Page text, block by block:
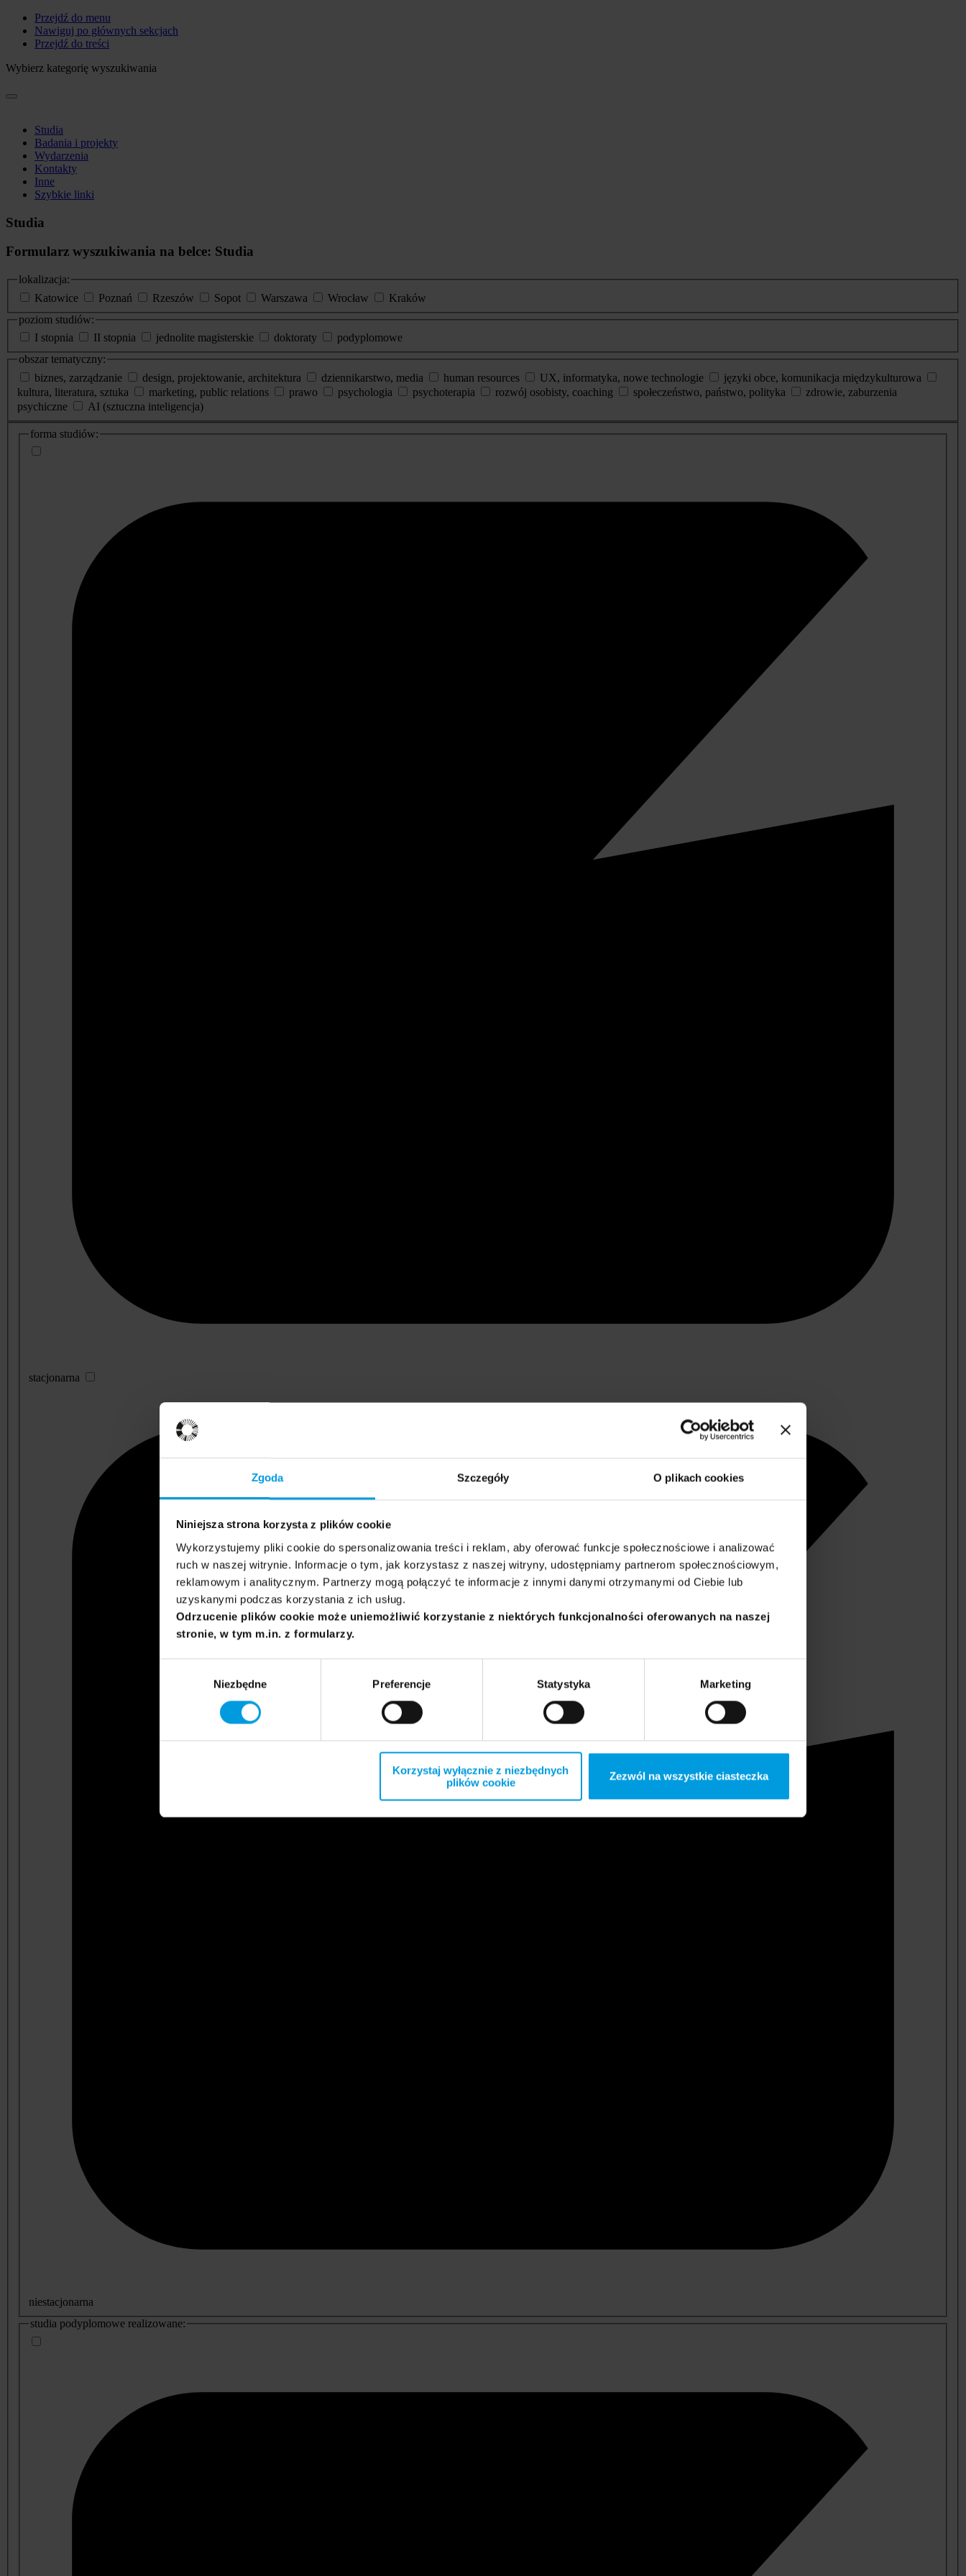
Zgoda Szczegóły O plikach cookies
Niniejsza strona korzysta z plików cookie
Wykorzystujemy pliki cookie do spersonalizowania treści i reklam, aby oferować funkcje społecznościowe i analizować
ruch w naszej witrynie. Informacje o tym, jak korzystasz z naszej witryny, udostępniamy partnerom społecznościowym,
reklamowym i analitycznym. Partnerzy mogą połączyć te informacje z innymi danymi otrzymanymi od Ciebie lub
uzyskanymi podczas korzystania z ich usług.
Odrzucenie plików cookie może uniemożliwić korzystanie z niektórych funkcjonalności oferowanych na naszej
stronie, w tym m.in. z formularzy.
Niezbędne Preferencje Statystyka Marketing
Korzystaj wyłącznie z niezbędnych
plików cookie
Zezwól na wszystkie ciasteczka
Przejdź do menu
Nawiguj po głównych sekcjach
Przejdź do treści
Wybierz kategorię wyszukiwania
Studia
Badania i projekty
Wydarzenia
Kontakty
Inne
Szybkie linki
Studia
Formularz wyszukiwania na belce: Studia
lokalizacja:
Katowice
Poznań Rzeszów Sopot Warszawa Wrocław
Kraków
poziom studiów:
I stopnia
II stopnia jednolite magisterskie doktoraty
podyplomowe
obszar tematyczny:
biznes, zarządzanie
design, projektowanie, architektura dziennikarstwo, media human resources UX, informatyka, nowe technologie
języki obce, komunikacja międzykulturowa
kultura, literatura, sztuka
marketing, public relations prawo psychologia psychoterapia rozwój osobisty, coaching społeczeństwo, państwo, polityka
zdrowie, zaburzenia
psychiczne
AI (sztuczna inteligencja)
dodatkowe
informacje
forma studiów:
stacjonarna
niestacjonarna
studia podyplomowe realizowane: